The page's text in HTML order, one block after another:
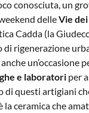
conosciuta, un
delleVie dei
Cadda (la
rigenerazione
un’occasione
e laboratori per
di questi artigiani
la ceramica che